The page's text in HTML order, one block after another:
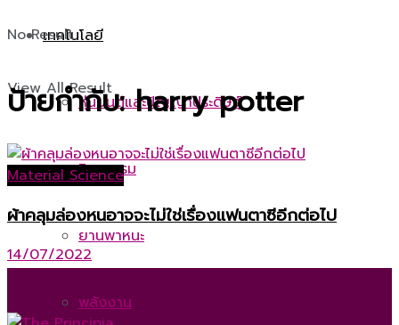
เทคโนโลยี
หุ่นยนต์และปัญญาประดิษฐ์
วิศวกรรม
ยานพาหนะ
พลังงาน
No Result
View All Result
ป้ายกำกับ:harry potter
Material Science
ผ้าคลุมล่องหนอาจจะไม่ใช่เรื่องแฟนตาซีอีกต่อไป
14/07/2022